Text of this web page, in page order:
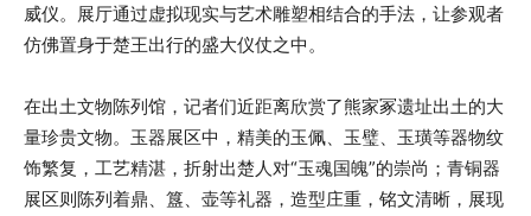
威仪。展厅通过虚拟现实与艺术雕塑相结合的手法，让参观者
仿佛置身于楚王出行的盛大仪仗之中。
在出土文物陈列馆，记者们近距离欣赏了熊家冢遗址出土的大
量珍贵文物。玉器展区中，精美的玉佩、玉璧、玉璜等器物纹
饰繁复，工艺精湛，折射出楚人对“玉魂国魄”的崇尚；青铜器
展区则陈列着鼎、簋、壶等礼器，造型庄重，铭文清晰，展现